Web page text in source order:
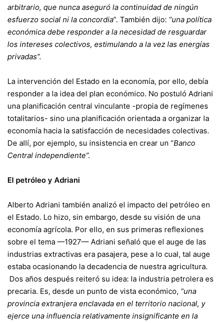
arbitrario, que nunca aseguró la continuidad de ningún
esfuerzo social ni la concordia”. También dijo: “una política
económica debe responder a la necesidad de resguardar
los intereses colectivos, estimulando a la vez las energías
privadas”.
La intervención del Estado en la economía, por ello, debía
responder a la idea del plan económico. No postuló Adriani
una planificación central vinculante -propia de regímenes
totalitarios- sino una planificación orientada a organizar la
economía hacia la satisfacción de necesidades colectivas.
De allí, por ejemplo, su insistencia en crear un “Banco
Central independiente”.
El petróleo y Adriani
Alberto Adriani también analizó el impacto del petróleo en
el Estado. Lo hizo, sin embargo, desde su visión de una
economía agrícola. Por ello, en sus primeras reflexiones
sobre el tema —1927— Adriani señaló que el auge de las
industrias extractivas era pasajera, pese a lo cual, tal auge
estaba ocasionando la decadencia de nuestra agricultura.
Dos años después reiteró su idea: la industria petrolera es
precaria. Es, desde un punto de vista económico, “una
provincia extranjera enclavada en el territorio nacional, y
ejerce una influencia relativamente insignificante en la